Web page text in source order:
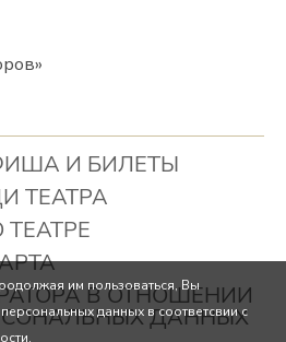
И БИЛЕТЫ
ТЕАТРА
ТЕАТРЕ
В ОТНОШЕНИИ
ДАННЫХ
им пользоваться, Вы
данных в соответсвии с